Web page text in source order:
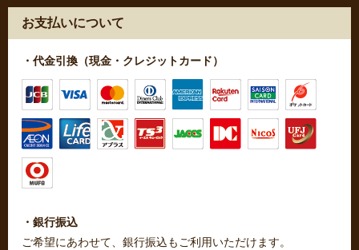
お支払いについて
・代金引換（現金・クレジットカード）
・銀行振込
ご希望にあわせて、銀行振込もご利用いただけます。